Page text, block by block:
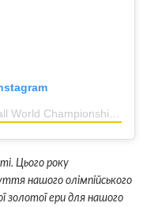
Цього року
нашого олімпійського
золотої ери для нашого